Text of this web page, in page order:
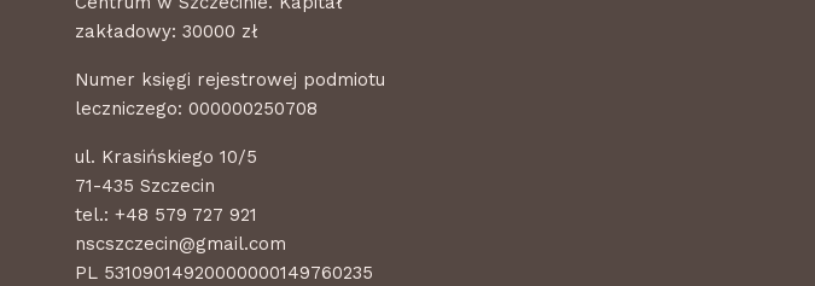
zakładowy: 30000 zł
Numer księgi rejestrowej podmiotu
leczniczego: 000000250708
ul. Krasińskiego 10/5
71-435 Szczecin
tel.: +48 579 727 921
nscszczecin@gmail.com
PL 53109014920000000149760235